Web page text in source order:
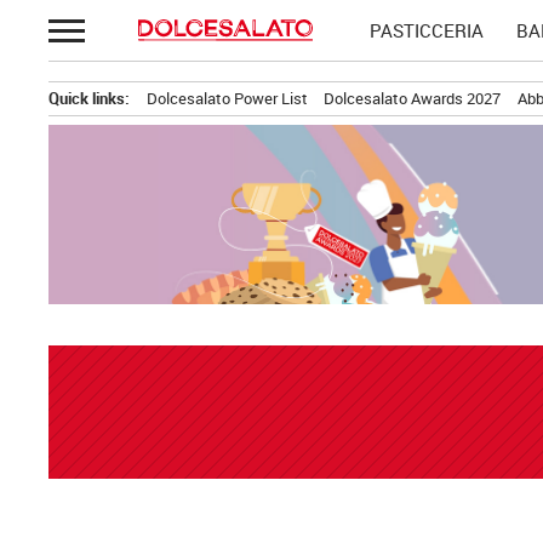
Passa
al
PASTICCERIA
Quick links: Dolcesalato Power List Dolcesalato Awards 2027